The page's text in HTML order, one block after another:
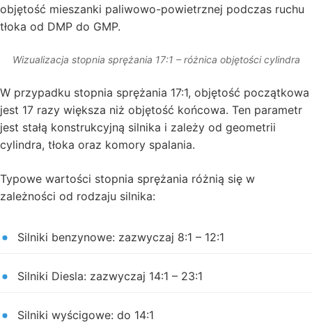
objętość mieszanki paliwowo-powietrznej podczas ruchu
tłoka od DMP do GMP.
Wizualizacja stopnia sprężania 17:1 – różnica objętości cylindra
W przypadku stopnia sprężania 17:1, objętość początkowa
jest 17 razy większa niż objętość końcowa. Ten parametr
jest stałą konstrukcyjną silnika i zależy od geometrii
cylindra, tłoka oraz komory spalania.
Typowe wartości stopnia sprężania różnią się w
zależności od rodzaju silnika:
Silniki benzynowe: zazwyczaj 8:1 – 12:1
Silniki Diesla: zazwyczaj 14:1 – 23:1
Silniki wyścigowe: do 14:1